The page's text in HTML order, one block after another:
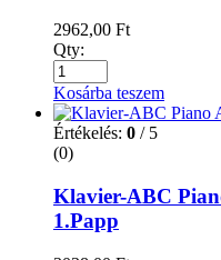
2962,00 Ft
Qty:
Kosárba teszem
Értékelés: 0 / 5
(0)
Klavier-ABC
1.Papp